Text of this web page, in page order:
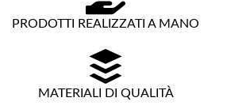
PRODOTTI REALIZZATI A MANO
MATERIALI DI QUALITÀ